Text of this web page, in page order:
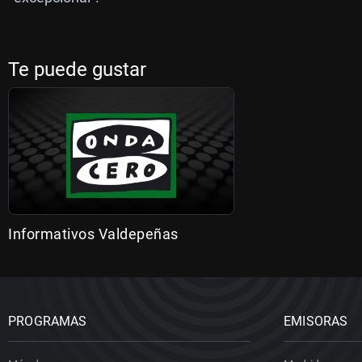
Te puede gustar
Informativos Valdepeñas
PROGRAMAS EMISORAS